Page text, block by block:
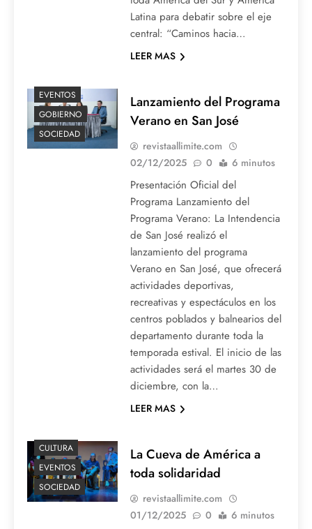
Latina para debatir sobre el eje
central: “Caminos hacia…
LEER MAS
EVENTOS
GOBIERNO
SOCIEDAD
Lanzamiento del Programa
Verano en San José
revistaallimite.com
02/12/2025
0 6 minutos
Presentación Oficial del
Programa Lanzamiento del
Programa Verano: La Intendencia
de San José realizó el
lanzamiento del programa
Verano en San José, que ofrecerá
actividades deportivas,
recreativas y espectáculos en los
centros poblados y balnearios del
departamento durante toda la
temporada estival. El inicio de las
actividades será el martes 30 de
diciembre, con la…
LEER MAS
CULTURA
EVENTOS
SOCIEDAD
La Cueva de América a
toda solidaridad
revistaallimite.com
01/12/2025
0 6 minutos